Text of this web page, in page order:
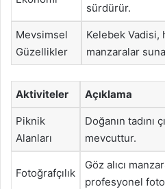
sürdürür.
Mevsimsel
Güzellikler
Kelebek Vadisi,
manzaralar
Aktiviteler Açıklama
Piknik
Alanları
Doğanın tadını
mevcuttur.
Fotoğrafçılık
Göz alıcı
profesyonel